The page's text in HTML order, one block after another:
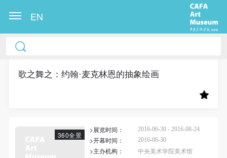
EN
歌之舞之：约翰·麦克林恩的抽象绘画
360全景
>展览时间： 2016-06-30 - 2016-08-24
>开幕时间： 2016-06-30
>主办机构：
中央美术学院美术馆
中央美术学院美术馆出版授权协议书
称“CAFAM”），愿意将本人参与中央美术学院美术馆
动）的涉及本人的图像、照片、文字、著作、活动成
作发表、出版。中央美术学院可以以电子、网络及其
它数字媒体形式公开出版，并同意编入《中国知识资
中央美术学院美术馆出版授权协议书
称“CAFAM”），愿意将本人参与中央美术学院美术馆
动）的涉及本人的图像、照片、文字、著作、活动成
作发表、出版。中央美术学院可以以电子、网络及其
它数字媒体形式公开出版，并同意编入《中国知识资
中央美术学院美术馆出版授权协议书
称“CAFAM”），愿意将本人参与中央美术学院美术馆
动）的涉及本人的图像、照片、文字、著作、活动成
作发表、出版。中央美术学院可以以电子、网络及其
它数字媒体形式公开出版，并同意编入《中国知识资